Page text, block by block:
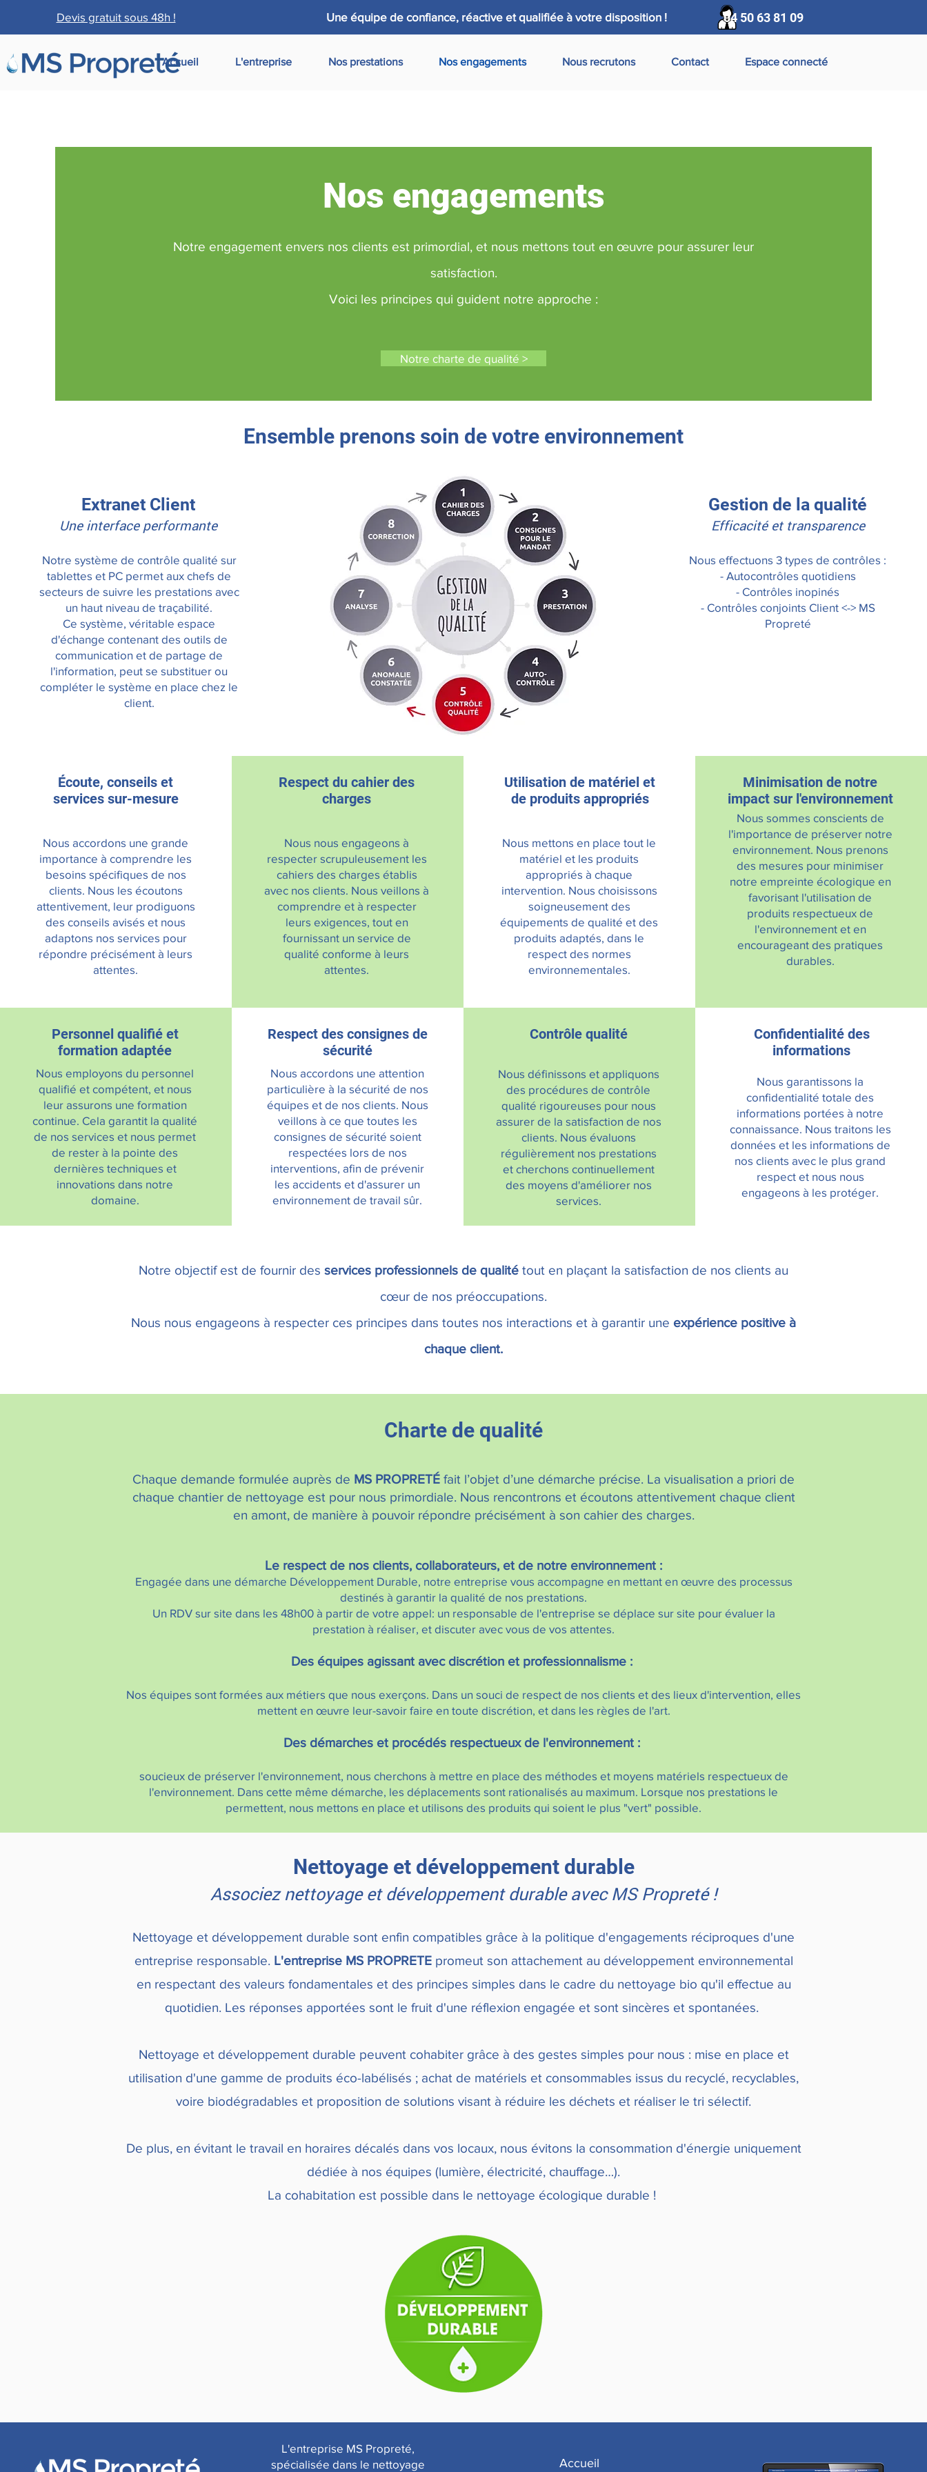
Devis gratuit sous 48h ! Une équipe de confiance, réactive et qualifiée à votre disposition ! 04 50 63 81 09
Accueil L'entreprise Nos prestations Nos engagements Nous recrutons Contact Espace connecté
Nos engagements
Notre engagement envers nos clients est primordial, et nous mettons tout en œuvre pour assurer leur
satisfaction.
Voici les principes qui guident notre approche :
Notre charte de qualité >
Ensemble prenons soin de votre environnement
Extranet Client
Une interface performante
Notre système de contrôle qualité sur
tablettes et PC permet aux chefs de
secteurs de suivre les prestations avec
un haut niveau de traçabilité.
Ce système, véritable espace
d'échange contenant des outils de
communication et de partage de
l'information, peut se substituer ou
compléter le système en place chez le
client.
Gestion de la qualité
Efficacité et transparence
Nous effectuons 3 types de contrôles :
- Autocontrôles quotidiens
- Contrôles inopinés
- Contrôles conjoints Client <-> MS
Propreté
Écoute, conseils et
services sur-mesure
Nous accordons une grande
importance à comprendre les
besoins spécifiques de nos
clients. Nous les écoutons
attentivement, leur prodiguons
des conseils avisés et nous
adaptons nos services pour
répondre précisément à leurs
attentes.
Respect du cahier des
charges
Nous nous engageons à
respecter scrupuleusement les
cahiers des charges établis
avec nos clients. Nous veillons à
comprendre et à respecter
leurs exigences, tout en
fournissant un service de
qualité conforme à leurs
attentes.
Utilisation de matériel et
de produits appropriés
Nous mettons en place tout le
matériel et les produits
appropriés à chaque
intervention. Nous choisissons
soigneusement des
équipements de qualité et des
produits adaptés, dans le
respect des normes
environnementales.
Minimisation de notre
impact sur l'environnement
Nous sommes conscients de
l'importance de préserver notre
environnement. Nous prenons
des mesures pour minimiser
notre empreinte écologique en
favorisant l'utilisation de
produits respectueux de
l'environnement et en
encourageant des pratiques
durables.
Personnel qualifié et
formation adaptée
Nous employons du personnel
qualifié et compétent, et nous
leur assurons une formation
continue. Cela garantit la qualité
de nos services et nous permet
de rester à la pointe des
dernières techniques et
innovations dans notre
domaine.
Respect des consignes de
sécurité
Nous accordons une attention
particulière à la sécurité de nos
équipes et de nos clients. Nous
veillons à ce que toutes les
consignes de sécurité soient
respectées lors de nos
interventions, afin de prévenir
les accidents et d'assurer un
environnement de travail sûr.
Contrôle qualité
Nous définissons et appliquons
des procédures de contrôle
qualité rigoureuses pour nous
assurer de la satisfaction de nos
clients. Nous évaluons
régulièrement nos prestations
et cherchons continuellement
des moyens d'améliorer nos
services.
Confidentialité des
informations
Nous garantissons la
confidentialité totale des
informations portées à notre
connaissance. Nous traitons les
données et les informations de
nos clients avec le plus grand
respect et nous nous
engageons à les protéger.
Notre objectif est de fournir des services professionnels de qualité tout en plaçant la satisfaction de nos clients au
cœur de nos préoccupations.
Nous nous engageons à respecter ces principes dans toutes nos interactions et à garantir une expérience positive à
chaque client.
Charte de qualité
Chaque demande formulée auprès de MS PROPRETÉ fait l’objet d’une démarche précise. La visualisation a priori de
chaque chantier de nettoyage est pour nous primordiale. Nous rencontrons et écoutons attentivement chaque client
en amont, de manière à pouvoir répondre précisément à son cahier des charges.
Le respect de nos clients, collaborateurs, et de notre environnement :
Engagée dans une démarche Développement Durable, notre entreprise vous accompagne en mettant en œuvre des processus
destinés à garantir la qualité de nos prestations.
Un RDV sur site dans les 48h00 à partir de votre appel: un responsable de l'entreprise se déplace sur site pour évaluer la
prestation à réaliser, et discuter avec vous de vos attentes.
Des équipes agissant avec discrétion et professionnalisme :
Nos équipes sont formées aux métiers que nous exerçons. Dans un souci de respect de nos clients et des lieux d'intervention, elles
mettent en œuvre leur-savoir faire en toute discrétion, et dans les règles de l'art.
Des démarches et procédés respectueux de l'environnement :
soucieux de préserver l'environnement, nous cherchons à mettre en place des méthodes et moyens matériels respectueux de
l'environnement. Dans cette même démarche, les déplacements sont rationalisés au maximum. Lorsque nos prestations le
permettent, nous mettons en place et utilisons des produits qui soient le plus "vert" possible.
Nettoyage et développement durable
Associez nettoyage et développement durable avec MS Propreté!
Nettoyage et développement durable sont enfin compatibles grâce à la politique d'engagements réciproques d'une
entreprise responsable. L'entreprise MS PROPRETEpromeut son attachement au développement environnemental
en respectant des valeurs fondamentales et des principes simples dans le cadre du nettoyage bio qu'il effectue au
quotidien. Les réponses apportées sont le fruit d'une réflexion engagée et sont sincères et spontanées.
Nettoyage et développement durable peuvent cohabiter grâce à des gestes simples pour nous : mise en place et
utilisation d'une gamme de produits éco-labélisés ; achat de matériels et consommables issus du recyclé, recyclables,
voire biodégradables et proposition de solutions visant à réduire les déchets et réaliser le tri sélectif.
De plus, en évitant le travail en horaires décalés dans vos locaux, nous évitons la consommation d'énergie uniquement
dédiée à nos équipes (lumière, électricité, chauffage…).
La cohabitation est possible dans le nettoyage écologique durable !
L'entreprise MS Propreté,
spécialisée dans le nettoyage
Accueil